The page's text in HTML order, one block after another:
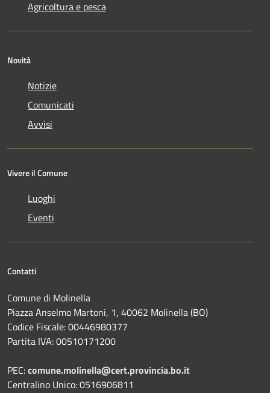
Agricoltura e pesca
Novità
Notizie
Comunicati
Avvisi
Vivere il Comune
Luoghi
Eventi
Contatti
Comune di Molinella
Piazza Anselmo Martoni, 1, 40062 Molinella (BO)
Codice Fiscale: 00446980377
Partita IVA: 00510171200
PEC:comune.molinella@cert.provincia.bo.it
Centralino Unico: 0516906811